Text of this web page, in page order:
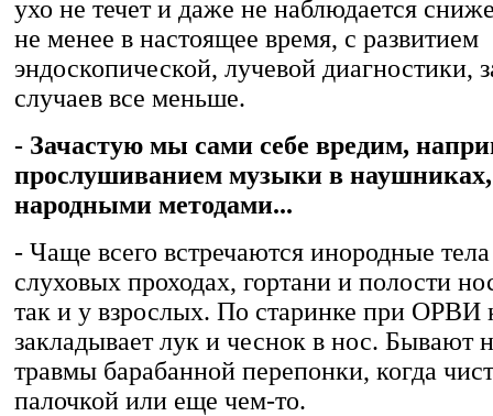
ухо не течет и даже не наблюдается
не менее в настоящее время, с развитием
эндоскопической, лучевой диагностики,
случаев все меньше.
- Зачастую мы сами себе вредим,
прослушиванием музыки в
народными методами...
- Чаще всего встречаются инородные
слуховых проходах, гортани и полости
так и у взрослых. По старинке при ОРВИ
закладывает лук и чеснок в нос. Бывают
травмы барабанной перепонки, когда
палочкой или еще чем-то.